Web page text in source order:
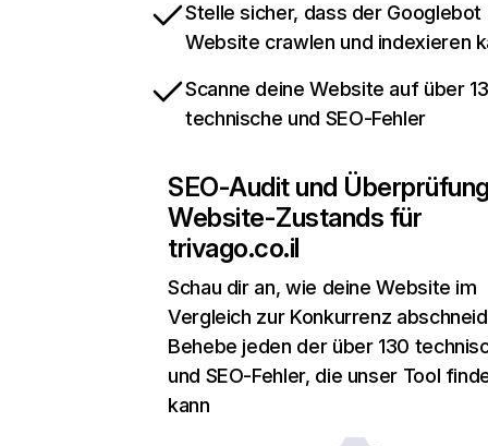
Stelle sicher, dass der Googlebot
Website crawlen und indexieren
Scanne deine Website auf über
technische und SEO-Fehler
SEO-Audit und
Website-Zustands für
trivago.co.il
Schau dir an, wie deine Website im
Vergleich zur Konkurrenz
Behebe jeden der über 130
und SEO-Fehler, die unser Tool
kann